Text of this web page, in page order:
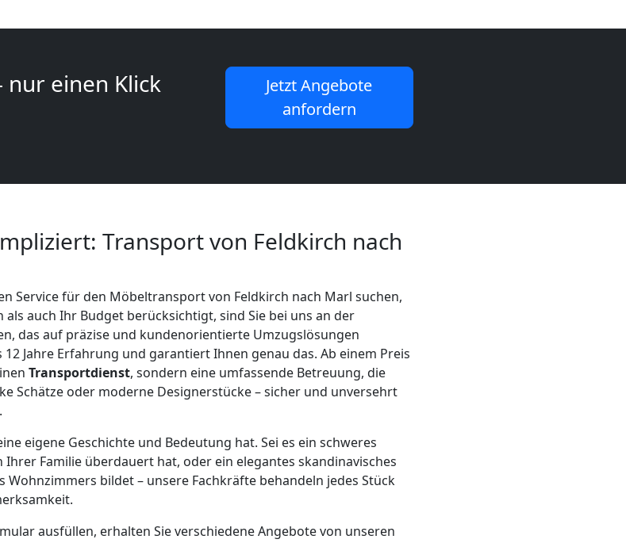
nur einen Klick
Jetzt Angebote
anfordern
Transport von Feldkirch nach
Service für den Möbeltransport von Feldkirch nach Marl suchen,
auch Ihr Budget berücksichtigt, sind Sie bei uns an der
das auf präzise und kundenorientierte Umzugslösungen
Jahre Erfahrung und garantiert Ihnen genau das. Ab einem Preis
Transportdienst, sondern eine umfassende Betreuung, die
Schätze oder moderne Designerstücke – sicher und unversehrt
eigene Geschichte und Bedeutung hat. Sei es ein schweres
Familie überdauert hat, oder ein elegantes skandinavisches
bildet – unsere Fachkräfte behandeln jedes Stück
ausfüllen, erhalten Sie verschiedene Angebote von unseren